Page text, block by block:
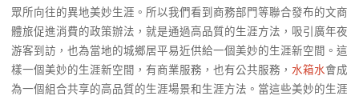
眾所向往的異地美妙生涯。所以我們看到商務部門等聯合發布的文商
體旅促進消費的政策辦法，就是通過高品質的生涯方法，吸引廣年夜
游客到訪，也為當地的城鄉居平易近供給一個美妙的生涯新空間。這
樣一個美妙的生涯新空間，有商業服務，也有公共服務， 水箱水會成
為一個組合共享的高品質的生涯場景和生涯方法。當這些美妙的生涯